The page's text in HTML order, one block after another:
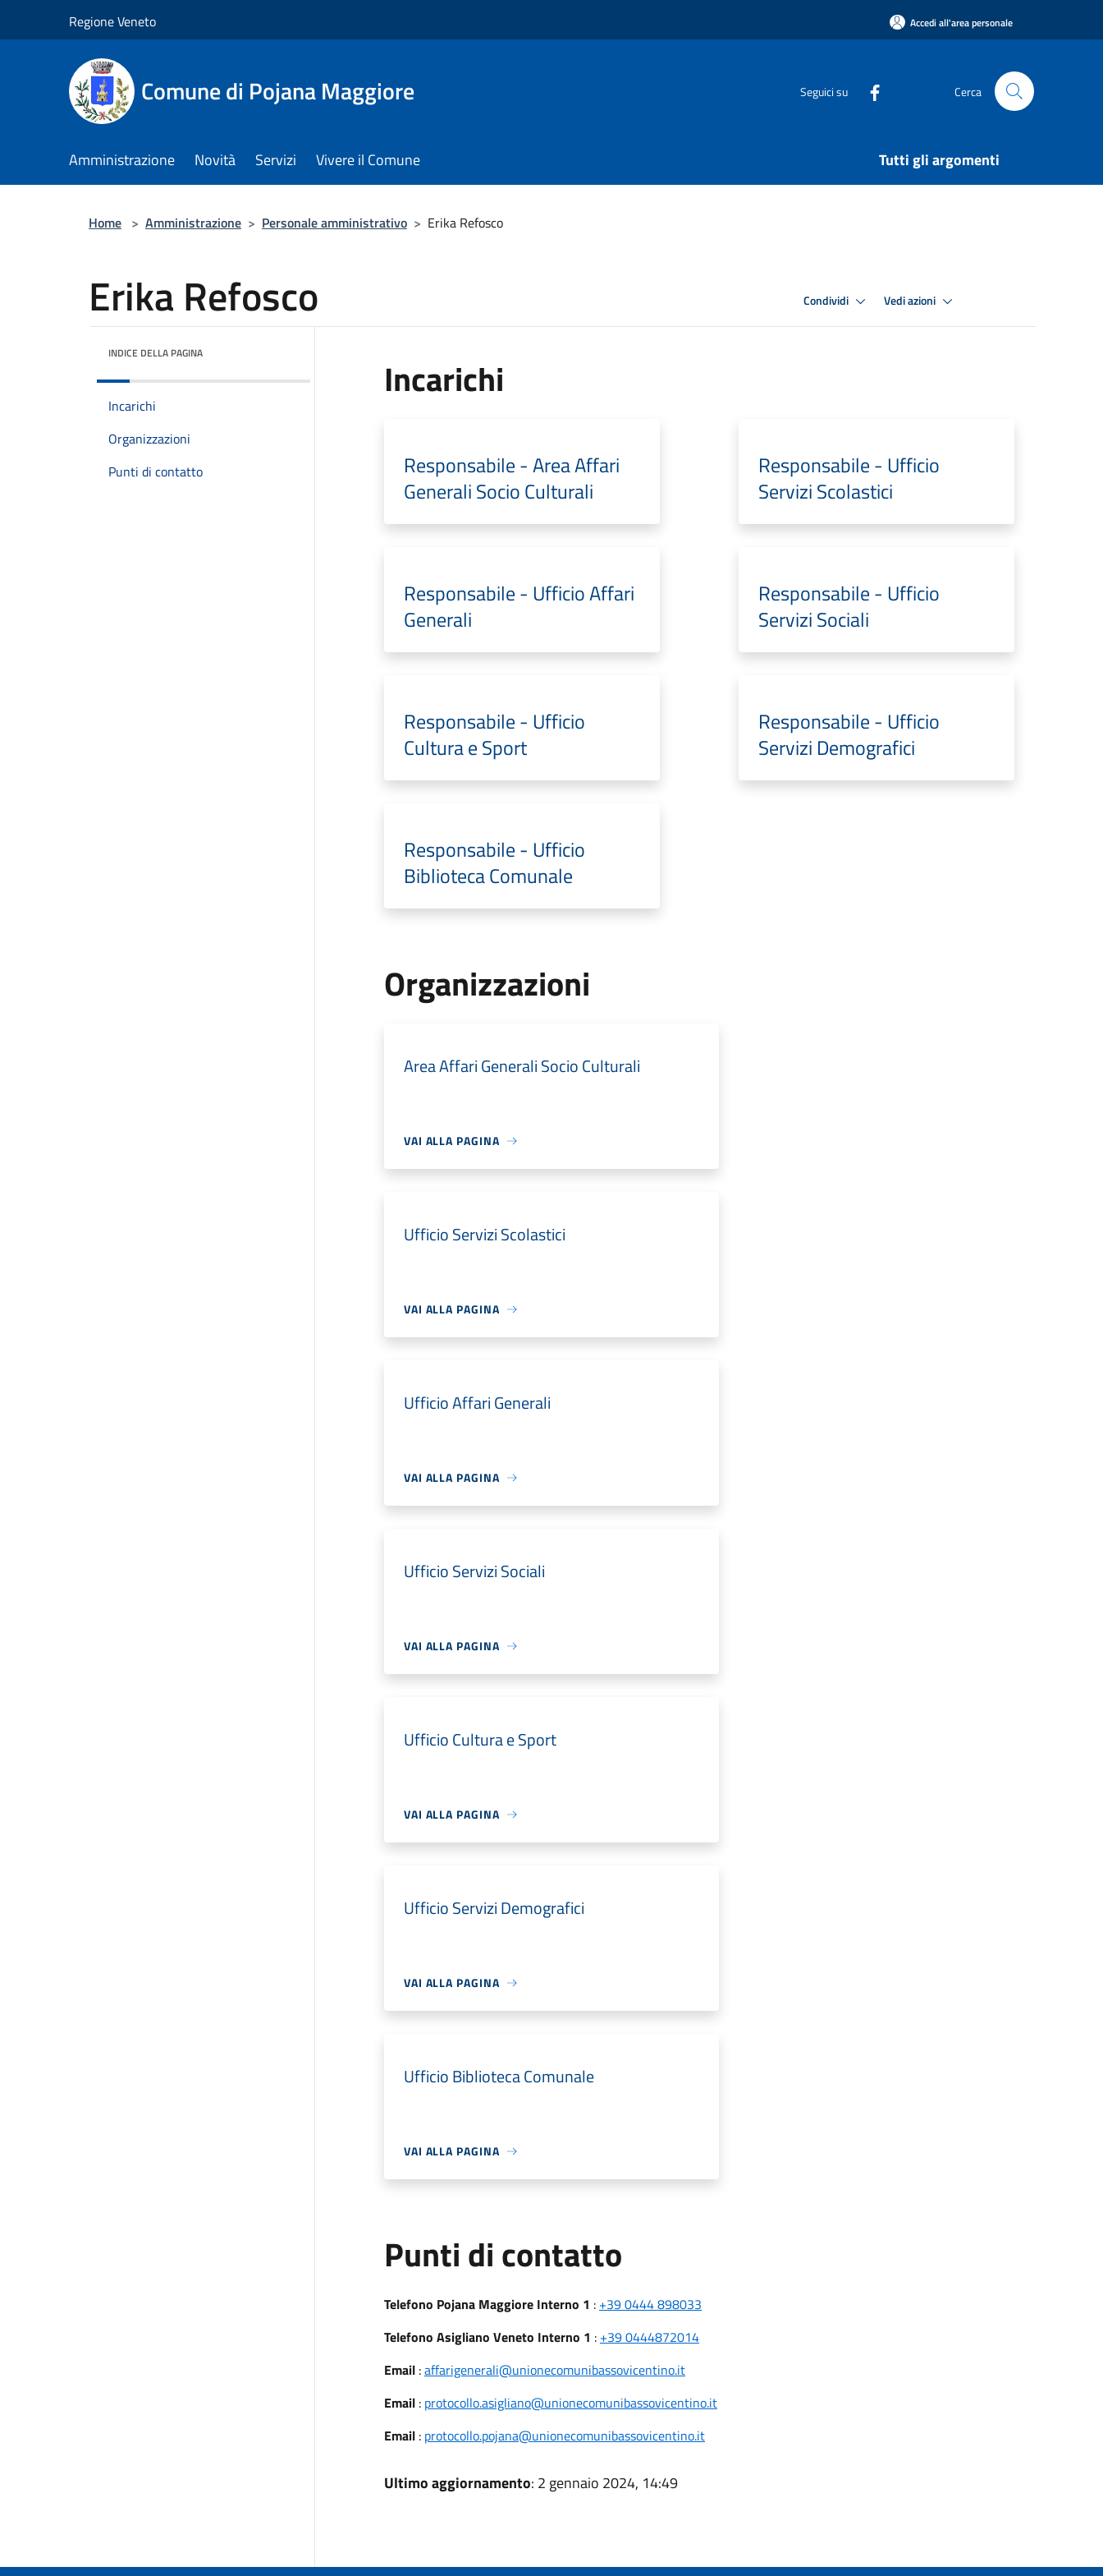
Regione Veneto Accedi all'area personale
Comune di Pojana Maggiore Seguici su Cerca
Amministrazione Novità Servizi Vivere il Comune Tutti gli argomenti
Home > Amministrazione > Personale amministrativo > Erika Refosco
Erika Refosco Condividi Vedi azioni
INDICE DELLA PAGINA
Incarichi
Organizzazioni
Punti di contatto
Incarichi
Responsabile - Area Affari
Generali Socio Culturali
Responsabile - Ufficio
Servizi Scolastici
Responsabile - Ufficio Affari
Generali
Responsabile - Ufficio
Servizi Sociali
Responsabile - Ufficio
Cultura e Sport
Responsabile - Ufficio
Servizi Demografici
Responsabile - Ufficio
Biblioteca Comunale
Organizzazioni
Area Affari Generali Socio Culturali
VAI ALLA PAGINA
Ufficio Servizi Scolastici
VAI ALLA PAGINA
Ufficio Affari Generali
VAI ALLA PAGINA
Ufficio Servizi Sociali
VAI ALLA PAGINA
Ufficio Cultura e Sport
VAI ALLA PAGINA
Ufficio Servizi Demografici
VAI ALLA PAGINA
Ufficio Biblioteca Comunale
VAI ALLA PAGINA
Punti di contatto
Telefono Pojana Maggiore Interno 1 : +39 0444 898033
Telefono Asigliano Veneto Interno 1 : +39 0444872014
Email:affarigenerali@unionecomunibassovicentino.it
Email: protocollo.asigliano@unionecomunibassovicentino.it
Email: protocollo.pojana@unionecomunibassovicentino.it
Ultimo aggiornamento: 2 gennaio 2024, 14:49